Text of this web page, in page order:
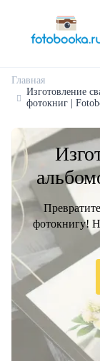
Главная
Изготовление
фотокниг |
фотокнигу!